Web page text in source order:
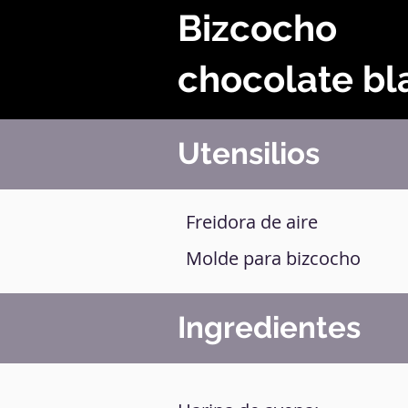
Bizcocho
chocolate
Utensilios
Freidora de aire
Molde para bizcocho
Ingredientes